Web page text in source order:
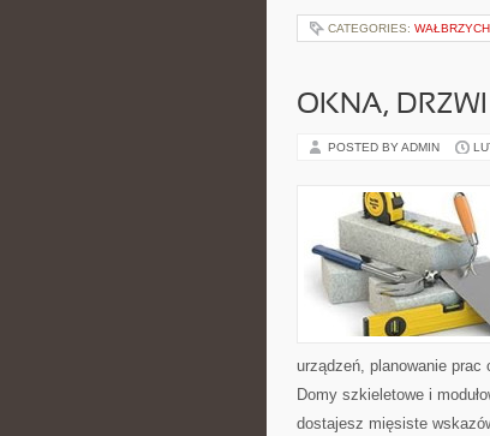
CATEGORIES: WAŁBRZYCH
OKNA, DRZWI
POSTED BY ADMIN
urządzeń, planowanie
Domy szkieletowe i
dostajesz mięsiste